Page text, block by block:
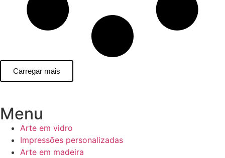
Carregar mais
Menu
Arte em vidro
Impressões personalizadas
Arte em madeira